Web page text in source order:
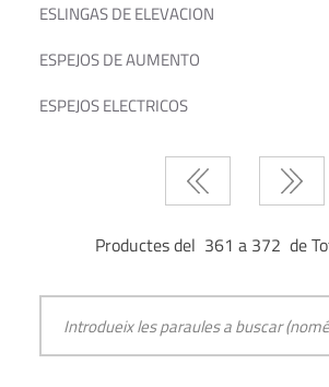
ESLINGAS DE ELEVACION
ESPEJOS DE AUMENTO
ESPEJOS ELECTRICOS
Productes del 361 a 372 de